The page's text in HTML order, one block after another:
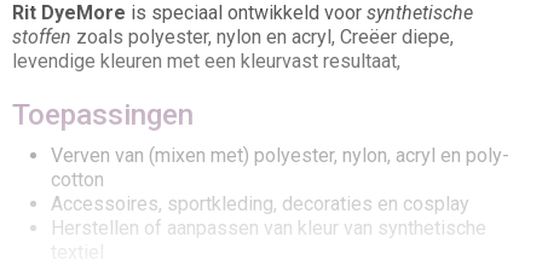
Rit DyeMore is speciaal ontwikkeld voor synthetische
stoffen zoals polyester, nylon en acryl, Creëer diepe,
levendige kleuren met een kleurvast resultaat,
Toepassingen
Verven van (mixen met) polyester, nylon, acryl en poly-
cotton
Accessoires, sportkleding, decoraties en cosplay
Herstellen of aanpassen van kleur van synthetische
textiel